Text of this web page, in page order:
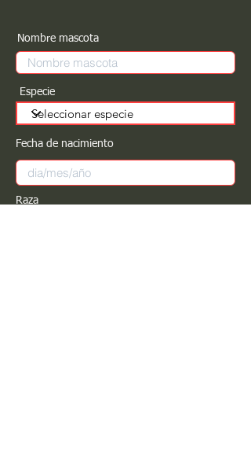
Nombre mascota
Especie
Fecha de nacimiento
Raza